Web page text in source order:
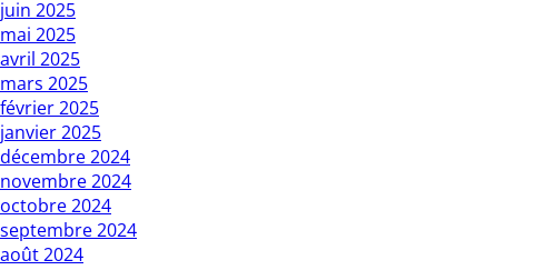
juin 2025
mai 2025
avril 2025
mars 2025
février 2025
janvier 2025
décembre 2024
novembre 2024
octobre 2024
septembre 2024
août 2024